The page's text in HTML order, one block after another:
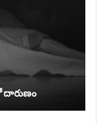
దారుణం